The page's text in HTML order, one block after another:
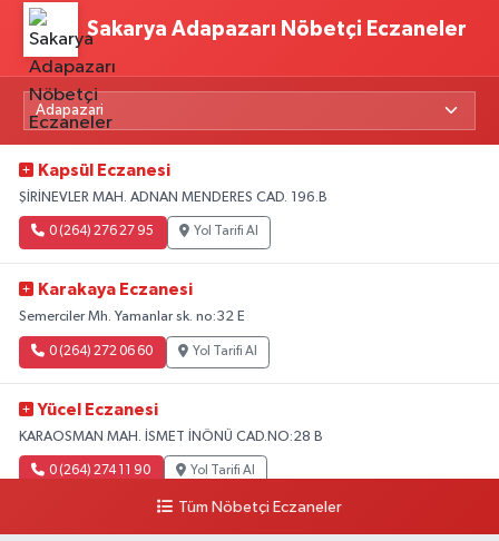
Sakarya Adapazarı Nöbetçi Eczaneler
Kapsül Eczanesi
ŞİRİNEVLER MAH. ADNAN MENDERES CAD. 196.B
0 (264) 276 27 95 Yol Tarifi Al
Karakaya Eczanesi
Semerciler Mh. Yamanlar sk. no:32 E
0 (264) 272 06 60 Yol Tarifi Al
Yücel Eczanesi
KARAOSMAN MAH. İSMET İNÖNÜ CAD.NO:28 B
0 (264) 274 11 90 Yol Tarifi Al
Tüm Nöbetçi Eczaneler